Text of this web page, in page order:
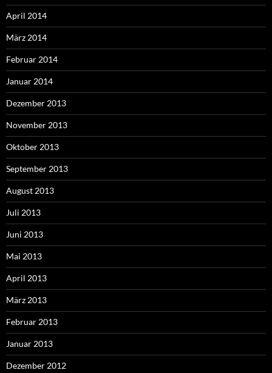
April 2014
März 2014
Februar 2014
Januar 2014
Dezember 2013
November 2013
Oktober 2013
September 2013
August 2013
Juli 2013
Juni 2013
Mai 2013
April 2013
März 2013
Februar 2013
Januar 2013
Dezember 2012